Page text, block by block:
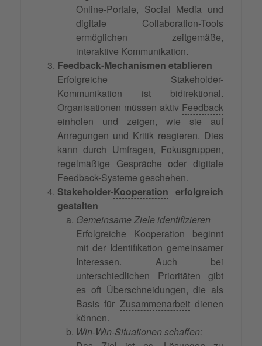
Online-Portale, Social Media und
digitale Collaboration-Tools
ermöglichen zeitgemäße,
interaktive Kommunikation.
Feedback-Mechanismen etablieren
Erfolgreiche Stakeholder-
Kommunikation ist bidirektional.
Organisationen müssen aktiv Feedback
einholen und zeigen, wie sie auf
Anregungen und Kritik reagieren. Dies
kann durch Umfragen, Fokusgruppen,
regelmäßige Gespräche oder digitale
Feedback-Systeme geschehen.
Stakeholder-Kooperation erfolgreich
gestalten
Gemeinsame Ziele identifizieren
Erfolgreiche Kooperation beginnt
mit der Identifikation gemeinsamer
Interessen. Auch bei
unterschiedlichen Prioritäten gibt
es oft Überschneidungen, die als
Basis für Zusammenarbeitdienen
können.
Win-Win-Situationen schaffen: